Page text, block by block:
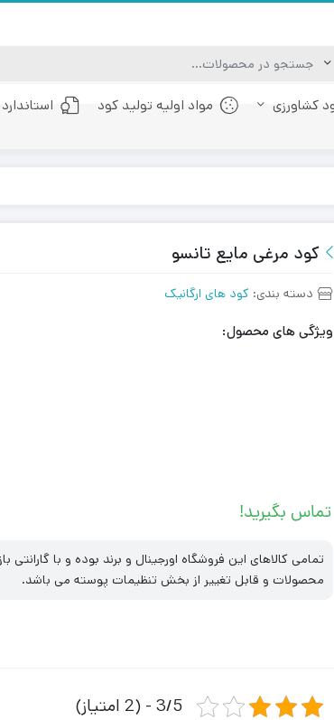
کشاورزی مواد اولیه تولید کود
کود مرغی مایع تانسو
دسته بندی:کود های ارگانیک
ویژگی های محصول:
تماس بگیرید!
تمامی کالاهای این فروشگاه اورجینال و برند بوده و با
محصولات و قابل تغییر از بخش تنظیمات پوسته می باشد.
3/5 - (2 امتیاز)